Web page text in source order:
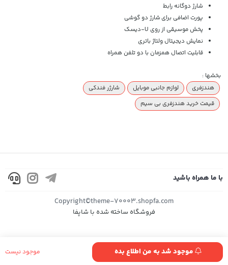
موجود شد به من اطلاع بده موجود نیست
شارژ دوگانه رابط
پورت اضافی برای شارژ دو گوشی
پخش موسیقی از روی U-دیسک
نمایش دیجیتال ولتاژ باتری
قابلیت اتصال همزمان با دو تلفن همراه
بخشها :
هندزفری
لوازم جانبی موبایل
شارژر فندکی
قیمت خرید هندزفری بی سیم
با ما همراه باشید
Copyright©theme-70003.shopfa.com
فروشگاه ساخته شده با شاپفا